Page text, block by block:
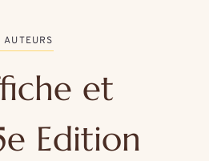
et
Edition